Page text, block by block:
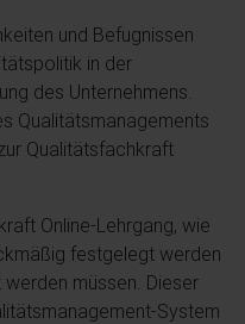
und Befugnissen
in der
des Unternehmens.
Qualitätsmanagements
Qualitätsfachkraft
Online-Lehrgang, wie
festgelegt werden
müssen. Dieser
System